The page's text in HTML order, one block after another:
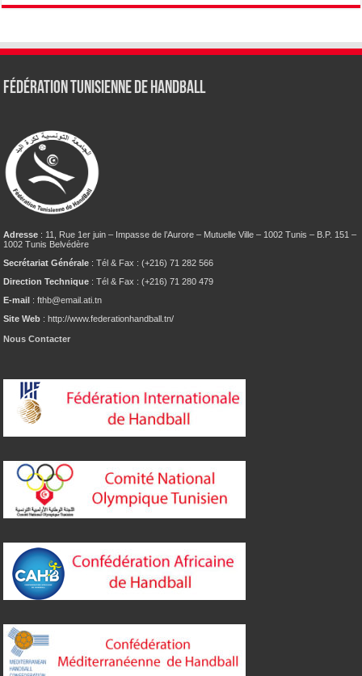
Fédération tunisienne de Handball
Adresse : 11, Rue 1er juin – Impasse de l’Aurore – Mutuelle Ville – 1002 Tunis – B.P. 151 –
1002 Tunis Belvédère
Secrétariat Générale : Tél & Fax : (+216) 71 282 566
Direction Technique : Tél & Fax : (+216) 71 280 479
E-mail : fthb@email.ati.tn
Site Web : http://www.federationhandball.tn/
Nous Contacter